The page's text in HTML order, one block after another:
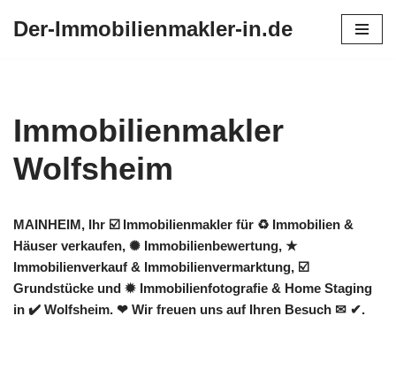
Der-Immobilienmakler-in.de
Immobilienmakler
Wolfsheim
MAINHEIM, Ihr ☑️ Immobilienmakler für ♻ Immobilien &
Häuser verkaufen, ✺ Immobilienbewertung, ★
Immobilienverkauf & Immobilienvermarktung, ☑️
Grundstücke und ✹ Immobilienfotografie & Home Staging
in ✔️ Wolfsheim. ❤ Wir freuen uns auf Ihren Besuch ✉ ✔.